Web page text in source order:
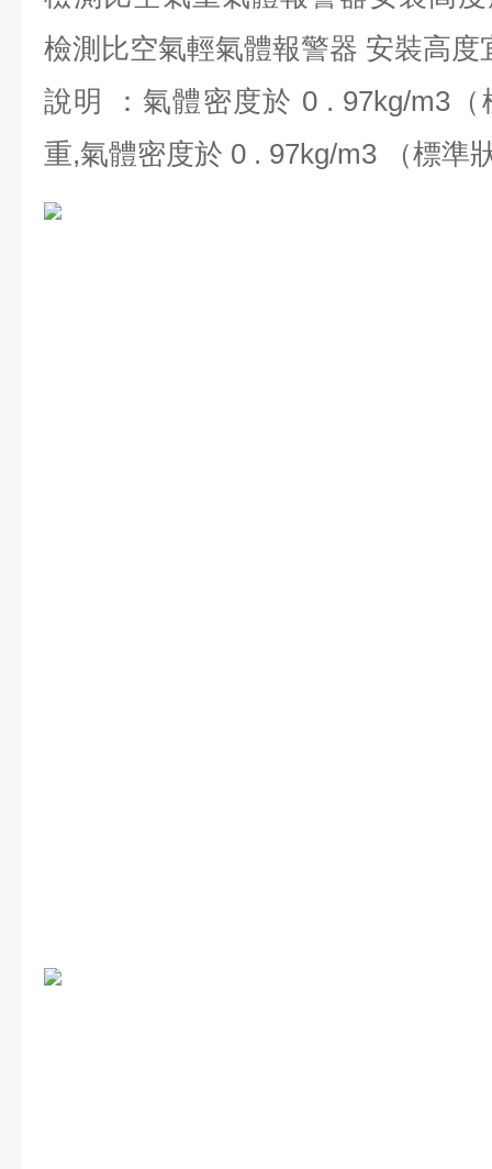
檢測比空氣輕氣體報警器 安裝高度
說明 ：氣體密度於 0 . 97kg/m3
重,氣體密度於 0 . 97kg/m3 （標準